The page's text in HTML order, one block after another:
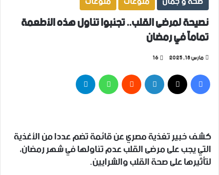
نصيحة لمرضى القلب.. تجنبوا تناول هذه الأطعمة
تماماً في رمضان
مارس 18, 2025 16
فيسبوك‫X لينكدإن واتساب
كشف خبير تغذية مصري عن قائمة تضم عددا من الأغذية
التي يجب على مرضى القلب عدم تناولها في شهر رمضان،
لتأثيرها على صحة القلب والشرايين.